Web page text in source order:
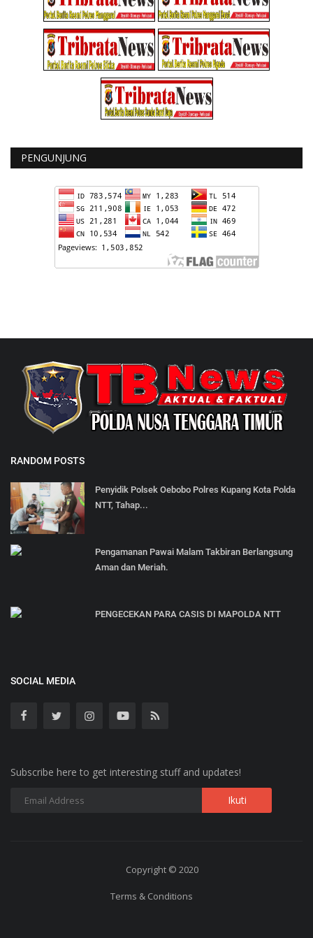
PENGUNJUNG
RANDOM POSTS
Penyidik Polsek Oebobo Polres Kupang Kota Polda
NTT, Tahap...
Pengamanan Pawai Malam Takbiran Berlangsung
Aman dan Meriah.
PENGECEKAN PARA CASIS DI MAPOLDA NTT
SOCIAL MEDIA
Subscribe here to get interesting stuff and updates!
Copyright © 2020
Terms & Conditions